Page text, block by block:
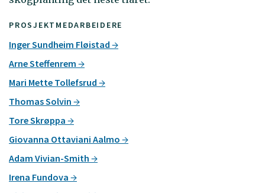
PROSJEKTMEDARBEIDERE
Inger Sundheim Fløistad
Arne Steffenrem
Mari Mette Tollefsrud
Thomas Solvin
Tore Skrøppa
Giovanna Ottaviani Aalmo
Adam Vivian-Smith
Irena Fundova